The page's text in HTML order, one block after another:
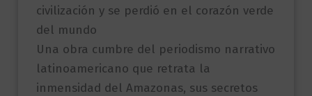
civilización y se perdió en el corazón verde
del mundo
Una obra cumbre del periodismo narrativo
latinoamericano que retrata la
inmensidad del Amazonas, sus secretos